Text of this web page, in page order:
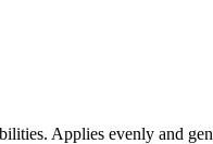
Applies evenly and